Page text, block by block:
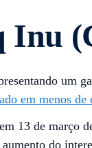
Inu
um
em menos de
13 de março
do